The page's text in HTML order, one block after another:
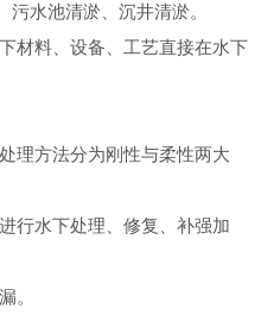
水池清淤、沉井清淤。
材料、设备、工艺直接在水下
理方法分为刚性与柔性两大
行水下处理、修复、补强加
。